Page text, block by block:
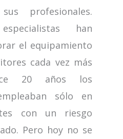
profesionales.
han
el equipamiento
cada vez más
20 años los
sólo en
con un riesgo
Pero hoy no se